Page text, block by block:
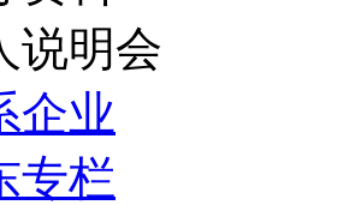
说明会
企业
专栏